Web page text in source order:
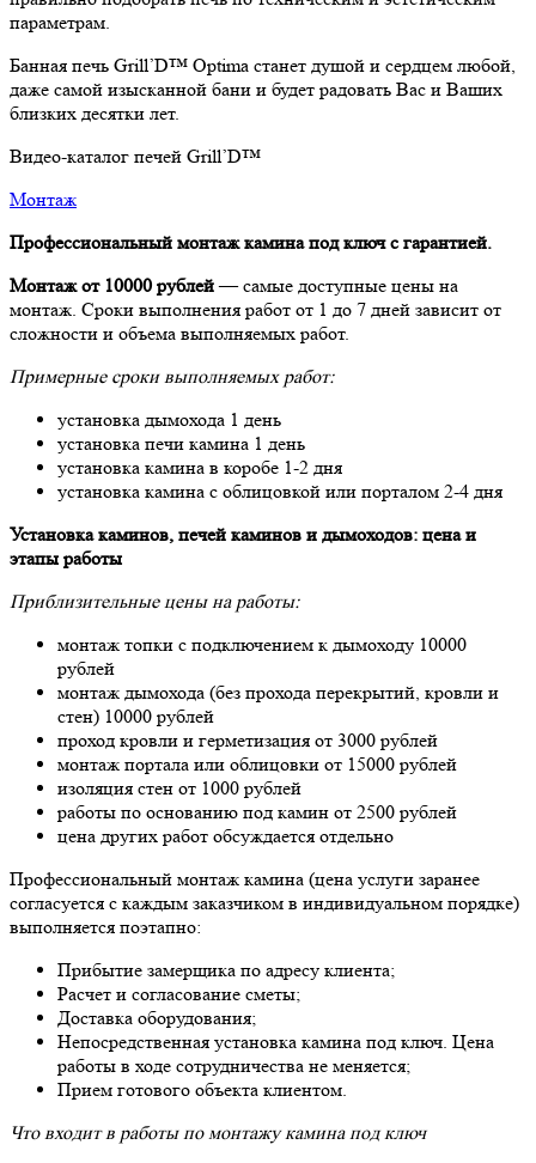
параметрам.
Банная печь Grill’D™ Optima станет душой и сердцем любой,
даже самой изысканной бани и будет радовать Вас и Ваших
близких десятки лет.
Видео-каталог печей Grill’D™
Монтаж
Профессиональный монтаж камина под ключ с гарантией.
Монтаж от 10000 рублей— самые доступные цены на
монтаж. Сроки выполнения работ от 1 до 7 дней зависит от
сложности и объема выполняемых работ.
Примерные сроки выполняемых работ:
установка дымохода 1 день
установка печи камина 1 день
установка камина в коробе 1-2 дня
установка камина с облицовкой или порталом 2-4 дня
Установка каминов, печей каминов и дымоходов: цена и
этапы работы
Приблизительные цены на работы:
монтаж топки с подключением к дымоходу 10000
рублей
монтаж дымохода (без прохода перекрытий, кровли и
стен) 10000 рублей
проход кровли и герметизация от 3000 рублей
монтаж портала или облицовки от 15000 рублей
изоляция стен от 1000 рублей
работы по основанию под камин от 2500 рублей
цена других работ обсуждается отдельно
Профессиональный монтаж камина (цена услуги заранее
согласуется с каждым заказчиком в индивидуальном порядке)
выполняется поэтапно:
Прибытие замерщика по адресу клиента;
Расчет и согласование сметы;
Доставка оборудования;
Непосредственная установка камина под ключ. Цена
работы в ходе сотрудничества не меняется;
Прием готового объекта клиентом.
Что входит в работы по монтажу камина под ключ